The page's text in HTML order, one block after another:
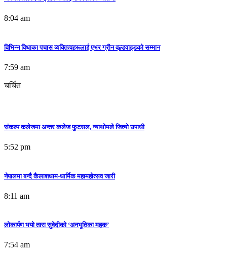
8:04 am
विभिन्न विधाका पचास व्यक्तित्वहरूलाई एभर ग्रीन वल्र्डवाइडको सम्मान
7:59 am
लोकार्पण भयो तारा सुवेदीको ‘अनभूतिका महक’
संकल्प कलेजमा अन्तर कलेज फुटसल, न्याथोमले जित्यो उपाधी
चर्चित
संकल्प कलेजमा अन्तर कलेज फुटसल, न्याथोमले जित्यो उपाधी
5:52 pm
नेपालमा बन्दै कैलाशधाम-धार्मिक महामहोत्सव जारी
8:11 am
लोकार्पण भयो तारा सुवेदीको ‘अनभूतिका महक’
7:54 am